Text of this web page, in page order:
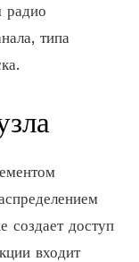
радио
типа
создает доступ
входит